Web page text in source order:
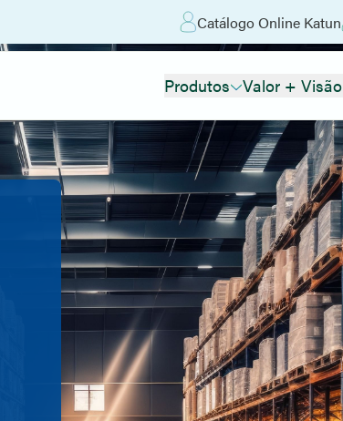
Catálogo Online Katun
Produtos Valor + Visão